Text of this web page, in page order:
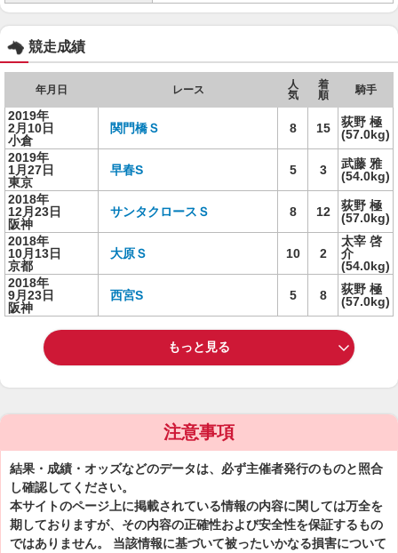
競走成績
年月日 レース
人
気
着
順
騎手
2019年
2月10日
小倉
関門橋Ｓ 8 15
荻野 極
(57.0kg)
2019年
1月27日
東京
早春S 5 3
武藤 雅
(54.0kg)
2018年
12月23日
阪神
サンタクロースＳ 8 12
荻野 極
(57.0kg)
2018年
10月13日
京都
大原Ｓ 10 2
太宰 啓
介
(54.0kg)
2018年
9月23日
阪神
西宮S 5 8
荻野 極
(57.0kg)
もっと見る
注意事項
結果・成績・オッズなどのデータは、必ず主催者発行のものと照合
し確認してください。
本サイトのページ上に掲載されている情報の内容に関しては万全を
期しておりますが、その内容の正確性および安全性を保証するもの
ではありません。 当該情報に基づいて被ったいかなる損害について